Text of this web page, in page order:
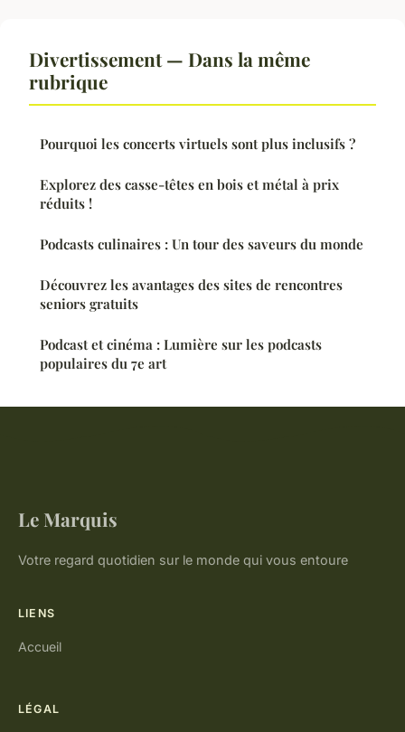
Divertissement — Dans la même
rubrique
Pourquoi les concerts virtuels sont plus inclusifs ?
Explorez des casse-têtes en bois et métal à prix
réduits !
Podcasts culinaires : Un tour des saveurs du monde
Découvrez les avantages des sites de rencontres
seniors gratuits
Podcast et cinéma : Lumière sur les podcasts
populaires du 7e art
Le Marquis
Votre regard quotidien sur le monde qui vous entoure
LIENS
Accueil
LÉGAL